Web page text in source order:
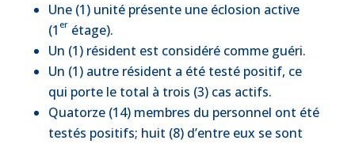
Une (1) unité présente une éclosion active
(1 er étage).
Un (1) résident est considéré comme guéri.
Un (1) autre résident a été testé positif, ce
qui porte le total à trois (3) cas actifs.
Quatorze (14) membres du personnel ont été
testés positifs; huit (8) d’entre eux se sont